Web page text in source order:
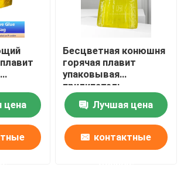
цена
Бесцветная конюшня
горячая плавит
упаковывая
прилипатель,
просвечивающий
клей HMPSAЛучшая цена
контактные